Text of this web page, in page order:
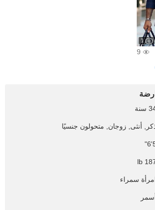
1
9
سنة
أنثى, زوجان, متحولون جنسيًا
187
سمراء